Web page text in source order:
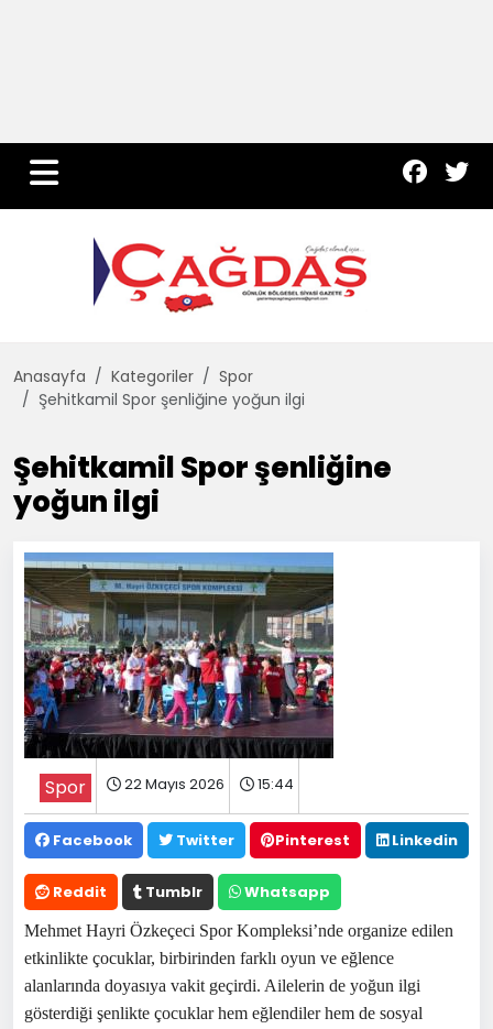
Teknoloji
Anasayfa Kategoriler
Spor
Şehitkamil Spor şenliğine yoğun ilgi
Şehitkamil Spor şenliğine
yoğun ilgi
Spor 22 Mayıs 2026 15:44
Facebook Twitter Pinterest Linkedin
Reddit Tumblr Whatsapp
Mehmet Hayri Özkeçeci Spor Kompleksi’nde organize edilen
etkinlikte çocuklar, birbirinden farklı oyun ve eğlence
alanlarında doyasıya vakit geçirdi. Ailelerin de yoğun ilgi
gösterdiği şenlikte çocuklar hem eğlendiler hem de sosyal